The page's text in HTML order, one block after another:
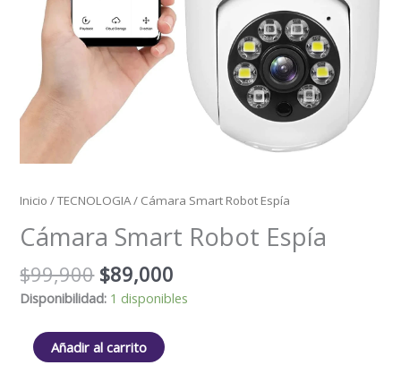
Inicio /TECNOLOGIA/ Cámara Smart Robot Espía
Cámara Smart Robot Espía
$99,900 $89,000
Disponibilidad: 1 disponibles
Añadir al carrito